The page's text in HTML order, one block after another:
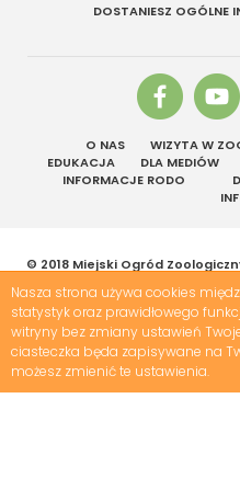
DOSTANIESZ OGÓLNE
O NAS WIZYTA W
EDUKACJA
DLA MEDIÓW
INFORMACJE RODO
© 2018 Miejski Ogród
Projekt & cms
Nasza strona używa cookies
statystyk oraz prawidłowego
witryny bez zmiany ustawień
ciasteczka będa zapisywane na
możesz zmienić te ustawienia.